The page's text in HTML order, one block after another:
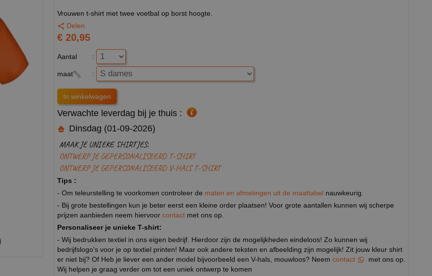
Vrouwen t-shirt met twee voetbal op borst hoogte.
Delen
€ 20,95
Aantal :
maat :
Verwachte leverdag bij je thuis :
Dinsdag (01-09-2026)
MAAK JE UNIEKE SHIRTJES:
ONTWERP JE GEPERSONALISEERD T-SHIRT
ONTWERP JE GEPERSONALISEERD V-HALS T-SHIRT
Tips :
- Om teleurstelling te voorkomen controleer de maten en afmetingen uit de maattabel nauwkeurig.
- Bij grote bestellingen kun je beter eerst een kleine order plaatsen! Voor grote aantallen kunnen wij scherpe
prijzen aanbieden neem hiervoor contact met ons op.
Personaliseer je unieke T-shirt:
- Wij bedrukken textiel in ons eigen bedrijf. Hierdoor zijn de mogelijkheden eindeloos! Zo kunnen wij
bedrijfslogo's voor je op textiel printen! Maar ook andere teksten en afbeelding zijn mogelijk! Zit jouw kleur shirt
er niet bij? Of Heb je liever een ander model bijvoorbeeld een V-hals, mouwloos? Neem contact
met ons op.
Wij helpen je graag verder om tot een uniek ontwerp te komen